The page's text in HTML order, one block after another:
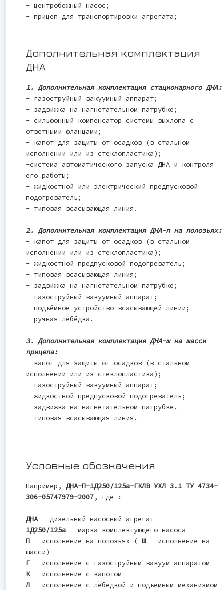
- центробежный насос;
- прицеп для транспортировки агрегата;
Дополнительная комплектация
ДНА
1. Дополнительная комплектация стационарного ДНА:
- газоструйный вакуумный аппарат;
- задвижка на нагнетательном патрубке;
- сильфонный компенсатор системы выхлопа с
ответными фланцами;
- капот для защиты от осадков (в стальном
исполнении или из стеклопластика);
-система автоматического запуска ДНА и контроля
его работы;
- жидкостной или электрический предпусковой
подогреватель;
- типовая всасывающая линия.
2. Дополнительная комплектация ДНА-п на полозьях:
- капот для защиты от осадков (в стальном
исполнении или из стеклопластика);
- жидкостной предпусковой подогреватель;
- типовая всасывающая линия;
- задвижка на нагнетательном патрубке;
- газоструйный вакуумный аппарат;
- подъёмное устройство всасывающей линии;
- ручная лебёдка.
3. Дополнительная комплектация ДНА-ш на шасси
прицепа:
- капот для защиты от осадков (в стальном
исполнении или из стеклопластика);
- газоструйный вакуумный аппарат;
- жидкостной предпусковой подогреватель;
- задвижка на нагнетательном патрубке.
- типовая всасывающая линия.
Условные обозначения
Например, ДНА-П-1Д250/125а-ГКЛВ УХЛ 3.1 ТУ 4734-
306-05747979-2007, где :
ДНА- дизельный насосный агрегат
1Д250/125а - марка комплектующего насоса
П - исполнение на полозьях ( Ш- исполнение на
шасси)
Г - исполнение с газоструйным вакуум аппаратом
К- исполнение с капотом
Л - исполнение с лебедкой и подъемным механизмом